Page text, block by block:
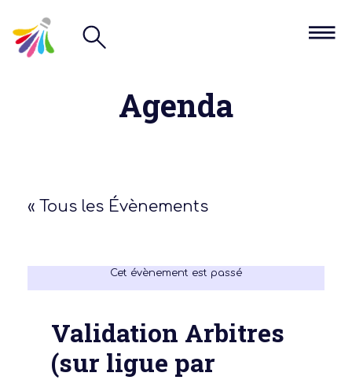
Agenda
« Tous les Évènements
Cet évènement est passé
Validation Arbitres
(sur ligue par